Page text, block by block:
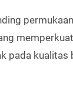
pada kualitas